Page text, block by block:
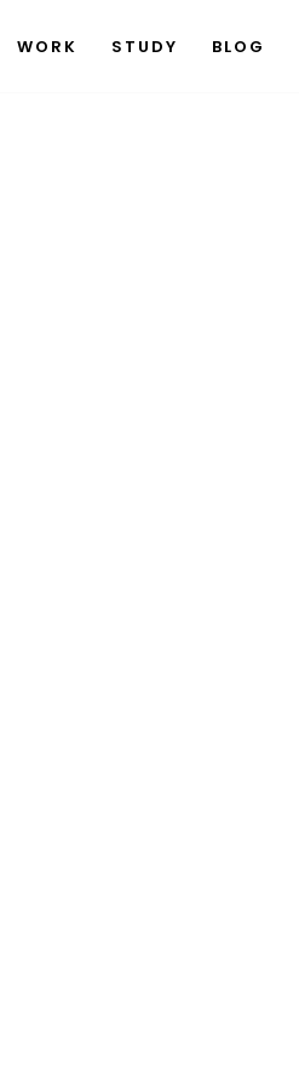
WORK STUDY BLOG